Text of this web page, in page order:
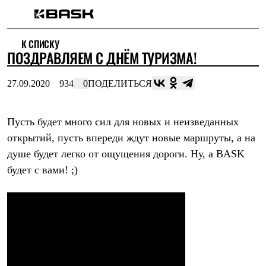
Интернет-магазин
Мужская одежда
Утепленная пухом
Куртки
Брюки
Утепленная синтетикой
Куртки
Брюки
Штормовая одежда
Куртки
Софтшелл одежда
К СПИСКУ
ПОЗДРАВЛЯЕМ С ДНЁМ ТУРИЗМА!
27.09.2020 934 0ПОДЕЛИТЬСЯ
Пусть будет много сил для новых и неизведанных
открытий, пусть впереди ждут новые маршруты, а на
душе будет легко от ощущения дороги. Ну, а BASK
будет с вами! ;)